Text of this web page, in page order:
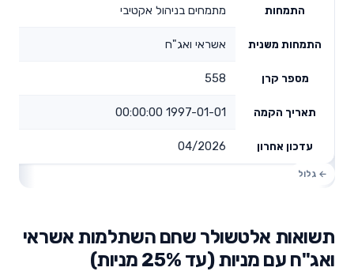
התמחות מתמחים בניהול אקטיבי
התמחות משנית אשראי ואג"ח
מספר קרן 558
תאריך הקמה 1997-01-01 00:00:00
עדכון אחרון 04/2026
תשואות אלטשולר שחם השתלמות אשראי
ואג"ח עם מניות (עד 25% מניות)